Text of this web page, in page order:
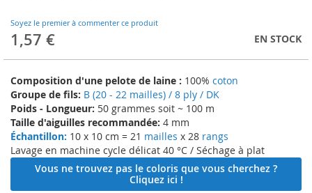
Soyez le premier à commenter ce produit
1,57 € EN STOCK
Composition d'une pelote de laine : 100% coton
Groupe de fils: B (20 - 22 mailles) / 8 ply / DK
Poids - Longueur: 50 grammes soit ~ 100 m
Taille d'aiguilles recommandée: 4 mm
Échantillon: 10 x 10 cm = 21 mailles x 28 rangs
Lavage en machine cycle délicat 40 °C / Séchage à plat
Vous ne trouvez pas le coloris que vous cherchez ?
Cliquez ici !
beginning
of
the
gallery